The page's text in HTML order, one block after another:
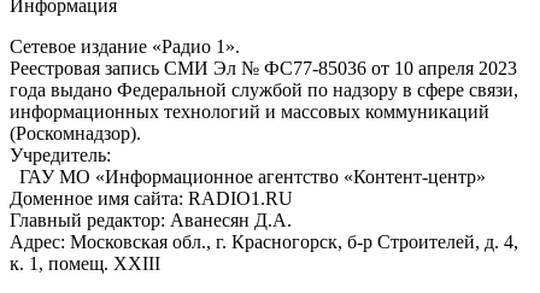
Информация
Сетевое издание «Радио 1».
Реестровая запись СМИ Эл № ФС77-85036 от 10 апреля 2023
года выдано Федеральной службой по надзору в сфере связи,
информационных технологий и массовых коммуникаций
(Роскомнадзор).
Учредитель:
ГАУ МО «Информационное агентство «Контент-центр»
Доменное имя сайта: RADIO1.RU
Главный редактор: Аванесян Д.А.
Адрес: Московская обл., г. Красногорск, б-р Строителей, д. 4,
к. 1, помещ. XXIII